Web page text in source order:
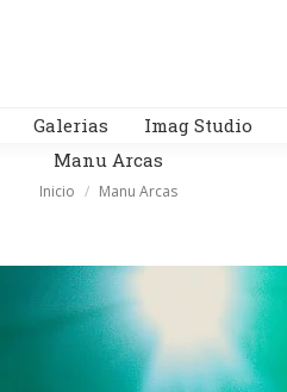
Galerias Imag Studio
Manu Arcas
Estás aquí:
Inicio Manu Arcas